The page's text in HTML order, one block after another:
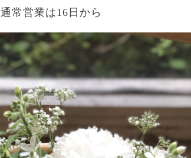
通常営業は16日から